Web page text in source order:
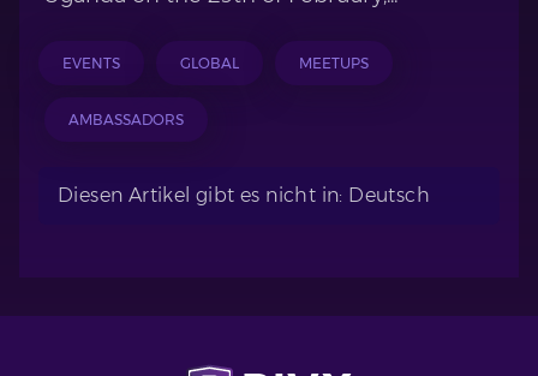
EVENTS GLOBAL MEETUPS
AMBASSADORS
Diesen Artikel gibt es nicht in: Deutsch